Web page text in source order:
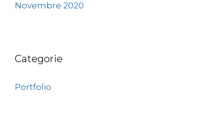
Novembre 2020
Categorie
Portfolio